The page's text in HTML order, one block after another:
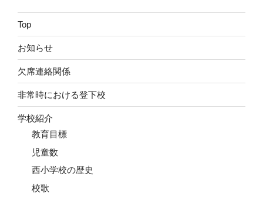
Top
お知らせ
欠席連絡関係
非常時における登下校
学校紹介
教育目標
児童数
西小学校の歴史
校歌